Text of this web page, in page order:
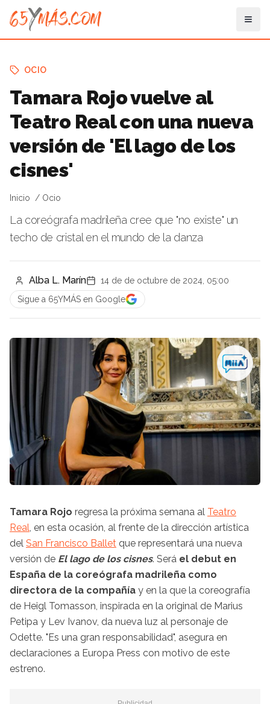
OCIO
Tamara Rojo vuelve al
Teatro Real con una nueva
versión de 'El lago de los
cisnes'
Inicio Ocio
La coreógrafa madrileña cree que "no existe" un
techo de cristal en el mundo de la danza
Alba L. Marín
14 de de octubre de 2024, 05:00
Sigue a 65YMÁS en Google
Tamara Rojo regresa la próxima semana al Teatro
Real, en esta ocasión, al frente de la dirección artística
del San Francisco Ballet que representará una nueva
versión de El lago de los cisnes. Será el debut en
España de la coreógrafa madrileña como
directora de la compañía y en la que la coreografía
de Heigl Tomasson, inspirada en la original de Marius
Petipa y Lev Ivanov, da nueva luz al personaje de
Odette. "Es una gran responsabilidad", asegura en
declaraciones a Europa Press con motivo de este
estreno.